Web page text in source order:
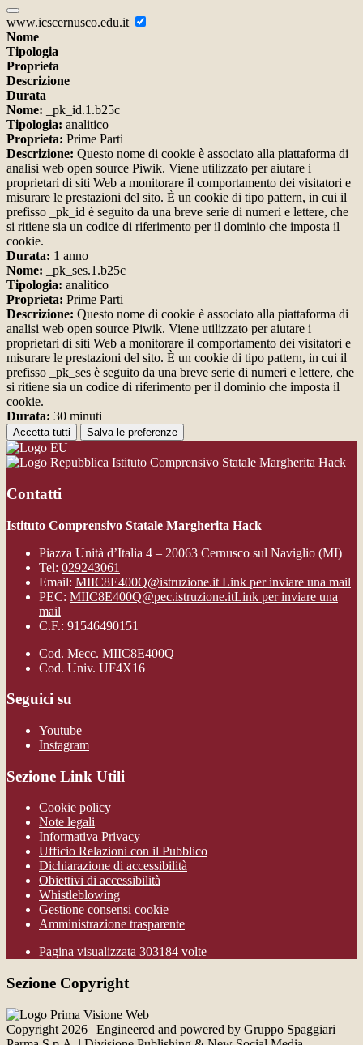
www.icscernusco.edu.it
Nome
Tipologia
Proprieta
Descrizione
Durata
Nome: _pk_id.1.b25c
Tipologia: analitico
Proprieta: Prime Parti
Descrizione: Questo nome di cookie è associato alla piattaforma di
analisi web open source Piwik. Viene utilizzato per aiutare i
proprietari di siti Web a monitorare il comportamento dei visitatori e
misurare le prestazioni del sito. È un cookie di tipo pattern, in cui il
prefisso _pk_id è seguito da una breve serie di numeri e lettere, che
si ritiene sia un codice di riferimento per il dominio che imposta il
cookie.
Durata: 1 anno
Nome: _pk_ses.1.b25c
Tipologia: analitico
Proprieta: Prime Parti
Descrizione: Questo nome di cookie è associato alla piattaforma di
analisi web open source Piwik. Viene utilizzato per aiutare i
proprietari di siti Web a monitorare il comportamento dei visitatori e
misurare le prestazioni del sito. È un cookie di tipo pattern, in cui il
prefisso _pk_ses è seguito da una breve serie di numeri e lettere, che
si ritiene sia un codice di riferimento per il dominio che imposta il
cookie.
Durata: 30 minuti
Accetta tutti Salva le preferenze
Istituto Comprensivo Statale Margherita Hack
Contatti
Istituto Comprensivo Statale Margherita Hack
Piazza Unità d’Italia 4 – 20063 Cernusco sul Naviglio (MI)
Tel: 029243061
Email: MIIC8E400Q@istruzione.it Link per inviare una mail
PEC: MIIC8E400Q@pec.istruzione.itLink per inviare una
mail
C.F.: 91546490151
Cod. Mecc. MIIC8E400Q
Cod. Univ. UF4X16
Seguici su
Youtube
Instagram
Sezione Link Utili
Cookie policy
Note legali
Informativa Privacy
Ufficio Relazioni con il Pubblico
Dichiarazione di accessibilità
Obiettivi di accessibilità
Whistleblowing
Gestione consensi cookie
Amministrazione trasparente
Pagina visualizzata 303184 volte
Sezione Copyright
Copyright 2026 | Engineered and powered by Gruppo Spaggiari